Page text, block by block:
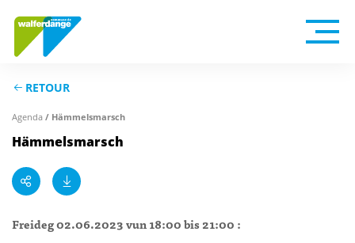
RETOUR
Agenda / Hämmelsmarsch
Hämmelsmarsch
Freideg 02.06.2023 vun 18:00 bis 21:00 :